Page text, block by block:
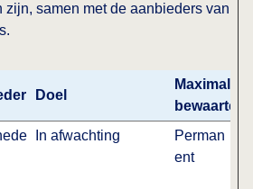
zijn, samen met de aanbieders van
Doel
Maximale
In afwachting
Perman
ent